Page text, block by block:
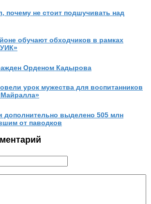
почему не стоит подшучивать над
обучают обходчиков в рамках
Орденом Кадырова
урок мужества для воспитанников
дополнительно выделено 505 млн
от паводков